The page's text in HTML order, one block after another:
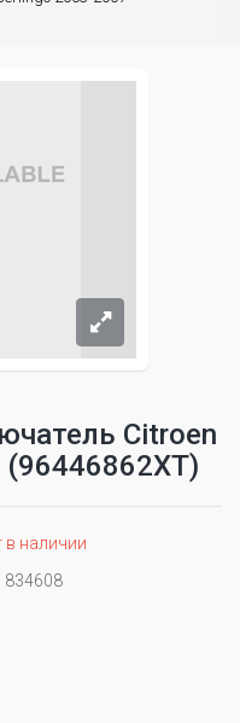
Citroen
в наличии
834608